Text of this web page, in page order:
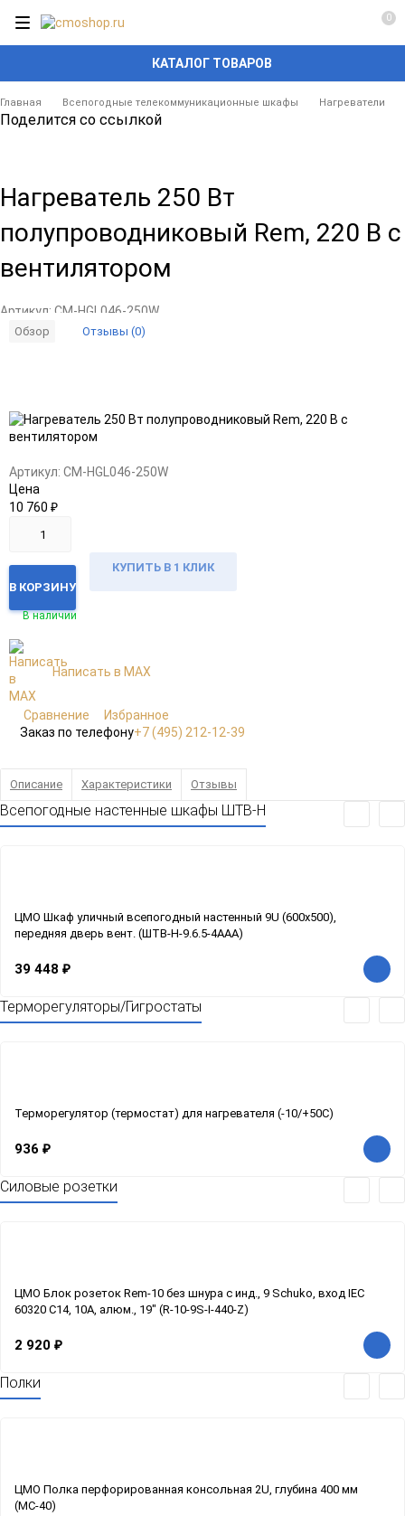
КАТАЛОГ ТОВАРОВ
0
Главная Всепогодные телекоммуникационные шкафы Нагреватели
Поделится со ссылкой
Нагреватель 250 Вт
полупроводниковый Rem, 220 В с
вентилятором
Артикул: CM-HGL046-250W
Обзор Отзывы (0)
в
избранное
к
сравнению
Артикул: CM-HGL046-250W
Цена
10 760 ₽
В КОРЗИНУ
КУПИТЬ В 1 КЛИК
В наличии
Написать в MAX
Сравнение
Избранное
Заказ по телефону+7 (495) 212-12-39
Описание Характеристики Отзывы
Всепогодные настенные шкафы ШТВ-Н
ЦМО Шкаф уличный всепогодный настенный 9U (600х500),
передняя дверь вент. (ШТВ-Н-9.6.5-4ААА)
39 448 ₽
Терморегуляторы/Гигростаты
Терморегулятор (термостат) для нагревателя (-10/+50С)
936 ₽
Силовые розетки
ЦМО Блок розеток Rem-10 без шнура с инд., 9 Schuko, вход IEC
60320 C14, 10A, алюм., 19" (R-10-9S-I-440-Z)
2 920 ₽
Полки
ЦМО Полка перфорированная консольная 2U, глубина 400 мм
(МС-40)